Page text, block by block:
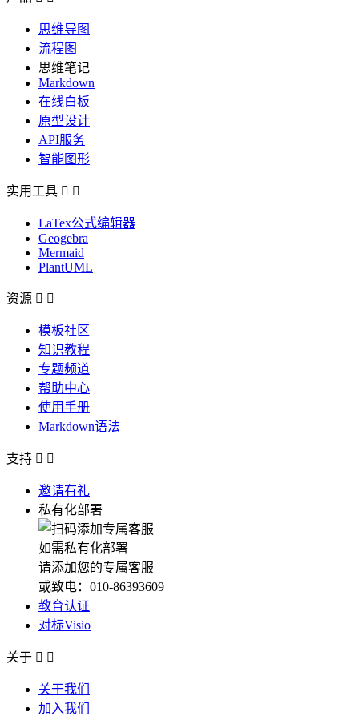
思维导图
流程图
思维笔记
Markdown
在线白板
原型设计
API服务
智能图形
实用工具  
LaTex公式编辑器
Geogebra
Mermaid
PlantUML
资源  
模板社区
知识教程
专题频道
帮助中心
使用手册
Markdown语法
支持  
邀请有礼
私有化部署
如需私有化部署
请添加您的专属客服
或致电：010-86393609
教育认证
对标Visio
关于  
关于我们
加入我们